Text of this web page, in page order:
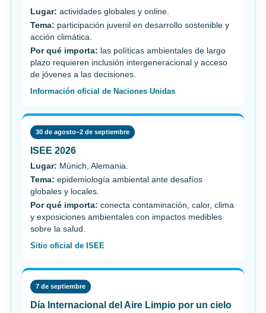
Lugar: actividades globales y online.
Tema: participación juvenil en desarrollo sostenible y
acción climática.
Por qué importa: las políticas ambientales de largo
plazo requieren inclusión intergeneracional y acceso
de jóvenes a las decisiones.
Información oficial de Naciones Unidas
30 de agosto–2 de septiembre
ISEE 2026
Lugar: Múnich, Alemania.
Tema: epidemiología ambiental ante desafíos
globales y locales.
Por qué importa: conecta contaminación, calor, clima
y exposiciones ambientales con impactos medibles
sobre la salud.
Sitio oficial de ISEE
7 de septiembre
Día Internacional del Aire Limpio por un cielo